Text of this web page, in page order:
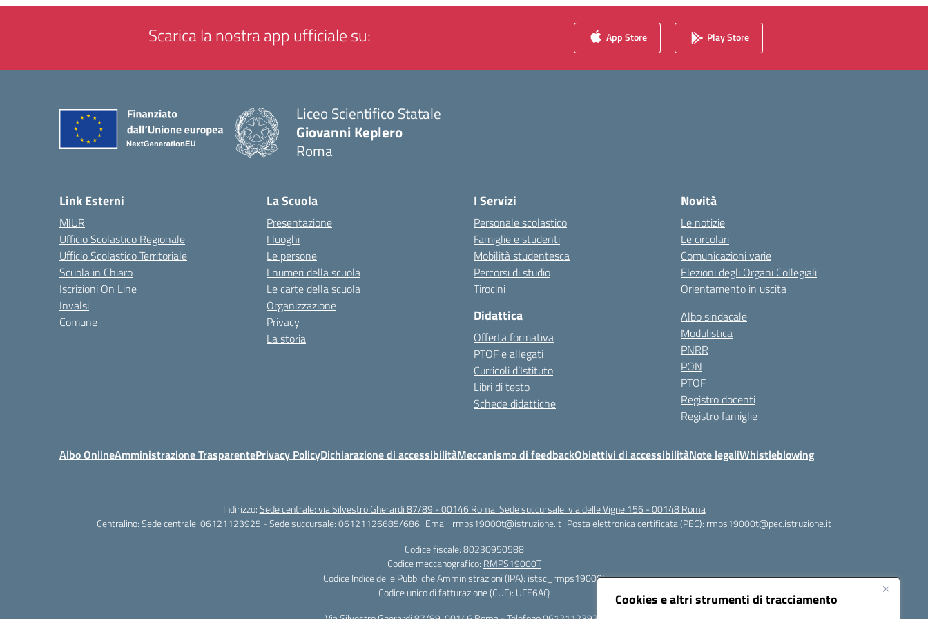
Cookies e altri strumenti di tracciamento
Scarica la nostra app ufficiale su: App Store Play Store
Liceo Scientifico Statale
Giovanni Keplero
Roma
Link Esterni
MIUR
Ufficio Scolastico Regionale
Ufficio Scolastico Territoriale
Scuola in Chiaro
Iscrizioni On Line
Invalsi
Comune
La Scuola
Presentazione
I luoghi
Le persone
I numeri della scuola
Le carte della scuola
Organizzazione
Privacy
La storia
I Servizi
Personale scolastico
Famiglie e studenti
Mobilità studentesca
Percorsi di studio
Tirocini
Didattica
Offerta formativa
PTOF e allegati
Curricoli d’Istituto
Libri di testo
Schede didattiche
Novità
Le notizie
Le circolari
Comunicazioni varie
Elezioni degli Organi Collegiali
Orientamento in uscita
Albo sindacale
Modulistica
PNRR
PON
PTOF
Registro docenti
Registro famiglie
Albo OnlineAmministrazione TrasparentePrivacy PolicyDichiarazione di accessibilitàMeccanismo di feedbackObiettivi di accessibilitàNote legaliWhistleblowing
Indirizzo:Sede centrale: via Silvestro Gherardi 87/89 - 00146 Roma. Sede succursale: via delle Vigne 156 - 00148 Roma
Centralino:Sede centrale: 06121123925 - Sede succursale: 06121126685/686 Email: rmps19000t@istruzione.it Posta elettronica certificata (PEC): rmps19000t@pec.istruzione.it
Codice fiscale: 80230950588
Codice meccanografico: RMPS19000T
Codice Indice delle Pubbliche Amministrazioni (IPA): istsc_rmps19000t
Codice unico di fatturazione (CUF): UFE6AQ